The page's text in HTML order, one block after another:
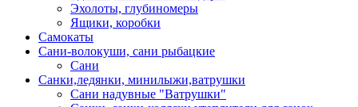
Эхолоты, глубиномеры
Ящики, коробки
Самокаты
Сани-волокуши, сани рыбацкие
Сани
Санки,ледянки, минилыжи,ватрушки
Сани надувные "Ватрушки"